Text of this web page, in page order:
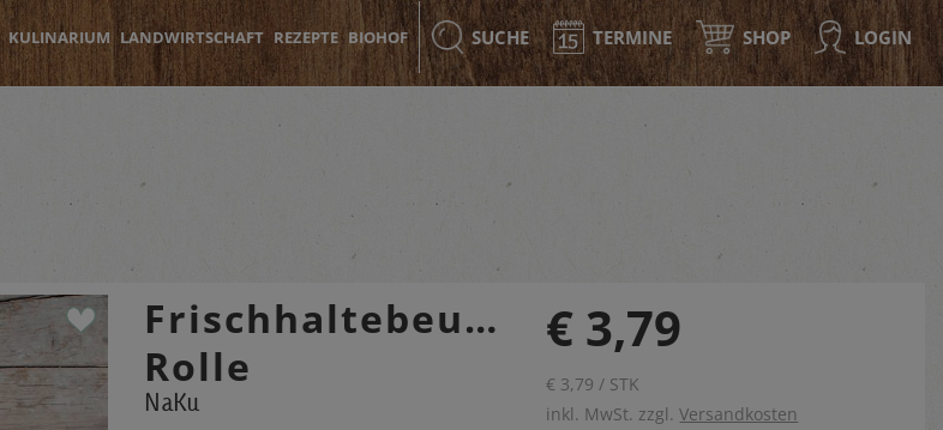
KULINARIUM LANDWIRTSCHAFT REZEPTE BIOHOF SUCHE TERMINE SHOP LOGIN
Frischhaltebeutel
Rolle
NaKu
€ 3,79
€ 3,79 / STK
inkl. MwSt. zzgl.Versandkosten